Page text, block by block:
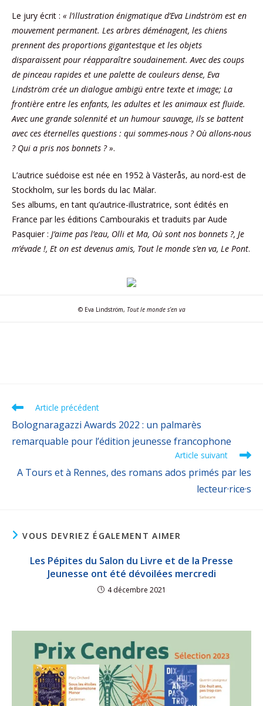
Le jury écrit : « l’illustration énigmatique d’Eva Lindström est en
mouvement permanent. Les arbres déménagent, les chiens
prennent des proportions gigantestque et les objets
disparaissent pour réapparaître soudainement. Avec des coups
de pinceau rapides et une palette de couleurs dense, Eva
Lindström crée un dialogue ambigü entre texte et image; La
frontière entre les enfants, les adultes et les animaux est fluide.
Avec une grande solennité et un humour sauvage, ils se battent
avec ces éternelles questions : qui sommes-nous ? Où allons-nous
? Qui a pris nos bonnets ? ».
L’autrice suédoise est née en 1952 à Västerås, au nord-est de
Stockholm, sur les bords du lac Mälar.
Ses albums, en tant qu’autrice-illustratrice, sont édités en
France par les éditions Cambourakis et traduits par Aude
Pasquier : J’aime pas l’eau, Olli et Ma, Où sont nos bonnets ?, Je
m’évade !, Et on est devenus amis, Tout le monde s’en va, Le Pont.
© Eva Lindström, Tout le monde s’en va
Article précédent
Bolognaragazzi Awards 2022 : un palmarès
remarquable pour l’édition jeunesse francophone
Article suivant
A Tours et à Rennes, des romans ados primés par les
lecteur·rice·s
VOUS DEVRIEZ ÉGALEMENT AIMER
Les Pépites du Salon du Livre et de la Presse
Jeunesse ont été dévoilées mercredi
4 décembre 2021